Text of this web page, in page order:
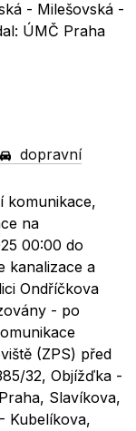
- Milešovská -
ÚMČ Praha
dopravní
komunikace,
na
00:00 do
kanalizace a
Ondříčkova
- po
(ZPS) před
32, Objížďka -
Slavíkova,
Kubelíkova,